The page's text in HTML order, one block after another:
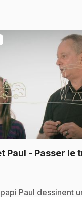
Paul - Passer le
Paul dessinent